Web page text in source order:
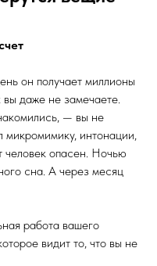
он получает миллионы
вы даже не замечаете.
— вы не
микромимику, интонации,
человек опасен. Ночью
сна. А через месяц
работа вашего
видит то, что вы не